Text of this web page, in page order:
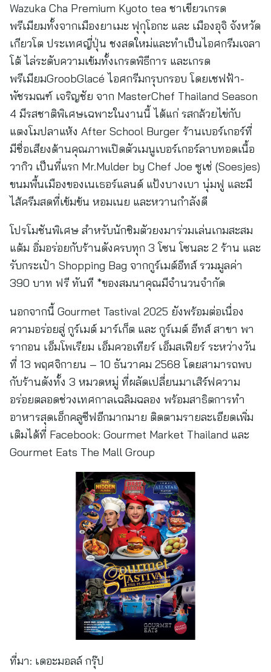
Wazuka Cha Premium Kyoto tea ชาเขียวเกรด
พรีเมียมทั้งจากเมืองยาเมะ ฟุกุโอกะ และ เมืองอุจิ จังหวัด
เกียวโต ประเทศญี่ปุ่น ชงสดใหม่และทำเป็นไอศกรีมเจลา
โต้ ไล่ระดับความเข้มทั้งเกรดพิธีการ และเกรด
พรีเมียมGroobGlacé ไอศกรีมกรุบกรอบ โดยเชฟฟ้า-
พัชรมณฑ์ เจริญชัย จาก MasterChef Thailand Season
4 มีรสชาติพิเศษเฉพาะในงานนี้ ได้แก่ รสกล้วยไข่กับ
แตงโมปลาแห้ง After School Burger ร้านเบอร์เกอร์ที่
มีชื่อเสียงด้านคุณภาพเปิดตัวเมนูเบอร์เกอร์ลาบทอดเนื้อ
วากิว เป็นที่แรก Mr.Mulder by Chef Joe ซูเช่ (Soesjes)
ขนมพื้นเมืองของเนเธอร์แลนด์ แป้งบางเบา นุ่มฟู และมี
ไส้ครีมสดที่เข้มข้น หอมเนย และหวานกำลังดี
โปรโมชันพิเศษ สำหรับนักชิมตัวยงมาร่วมเล่นเกมสะสม
แต้ม อิ่มอร่อยกับร้านดังครบทุก 3 โซน โซนละ 2 ร้าน และ
รับกระเป๋า Shopping Bag จากกูร์เมต์อีทส์ รวมมูลค่า
390 บาท ฟรี ทันที *ของสมนาคุณมีจำนวนจำกัด
นอกจากนี้ Gourmet Tastival 2025 ยังพร้อมต่อเนื่อง
ความอร่อยสู่ กูร์เมต์ มาร์เก็ต และ กูร์เมต์ อีทส์ สาขา พา
รากอน เอ็มโพเรียม เอ็มควอเทียร์ เอ็มสเฟียร์ ระหว่างวัน
ที่ 13 พฤศจิกายน – 10 ธันวาคม 2568 โดยสามารถพบ
กับร้านดังทั้ง 3 หมวดหมู่ ที่ผลัดเปลี่ยนมาเสิร์ฟความ
อร่อยตลอดช่วงเทศกาลเฉลิมฉลอง พร้อมสาธิตการทำ
อาหารสุดเอ็กคลูซีฟอีกมากมาย ติดตามรายละเอียดเพิ่ม
เติมได้ที่ Facebook: Gourmet Market Thailand และ
Gourmet Eats The Mall Group
ที่มา: เดอะมอลล์ กรุ๊ป